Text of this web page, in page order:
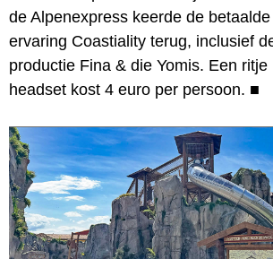
de Alpenexpress keerde de
ervaring Coastiality terug, inclusief
productie Fina & die Yomis. Een
headset kost 4 euro per persoon. ■